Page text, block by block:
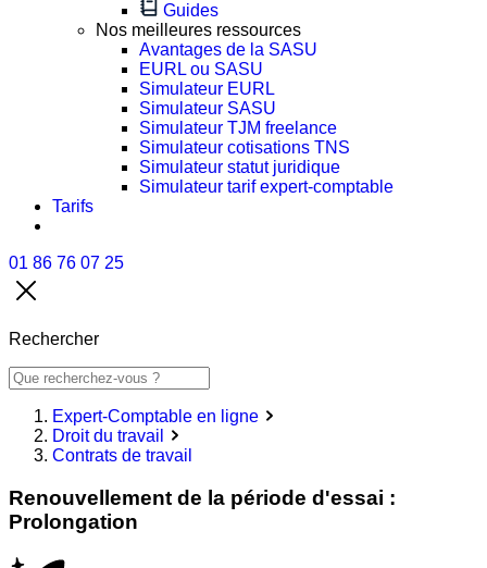
Guides
Nos meilleures ressources
Avantages de la SASU
EURL ou SASU
Simulateur EURL
Simulateur SASU
Simulateur TJM freelance
Simulateur cotisations TNS
Simulateur statut juridique
Simulateur tarif expert-comptable
Tarifs
01 86 76 07 25
Rechercher
Expert-Comptable en ligne
Droit du travail
Contrats de travail
Renouvellement de la période d'essai :
Prolongation